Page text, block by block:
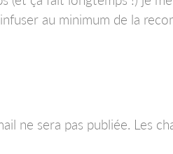
au minimum de la
ne sera pas publiée. Les